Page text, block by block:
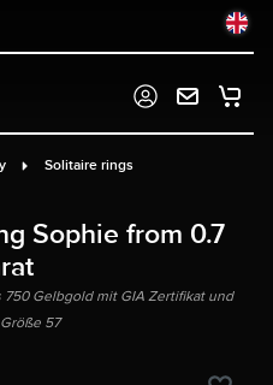
Solitaire rings
Sophie from 0.7
750 Gelbgold mit GIA Zertifikat und
57